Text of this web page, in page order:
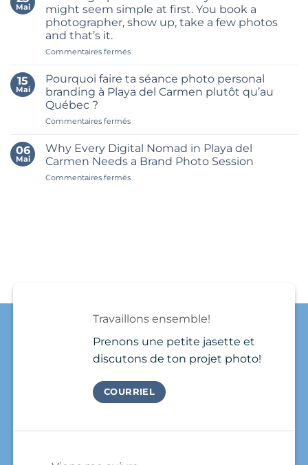
Content
in
One
Shoot
Riviera
Maya
meilleurs
endroits
pour
séance
personal
branding
à
del
Mai
might seem simple at first. You book a
photographer, show up, take a few photos
and that’s it.
Commentaires ferméssur
photoshoot
in
del
might
seem
simple
at
and
it.
15
Mai
Pourquoi faire ta séance photo personal
branding à Playa del Carmen plutôt qu’au
Québec ?
Commentaires ferméssur
faire
ta
séance
photo
06
Mai
Why Every Digital Nomad in Playa del
Carmen Needs a Brand Photo Session
Commentaires ferméssur
Photo
Travaillons ensemble!
Prenons une petite jasette et
discutons de ton projet photo!
COURRIEL